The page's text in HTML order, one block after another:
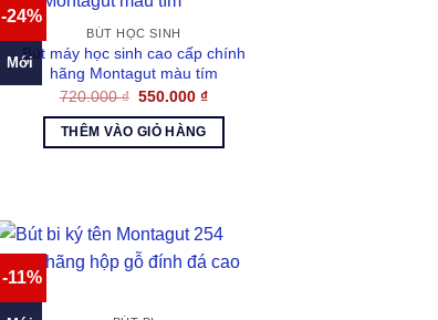
-24%
Mới
BÚT HỌC SINH
Bút máy học sinh cao cấp chính
hãng Montagut màu tím
720.000₫ Giá
là:
720.000 ₫.
550.000₫Giá
THÊM VÀO GIỎ HÀNG
-11%